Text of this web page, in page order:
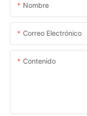
Nombre
Correo Electrónico
Contenido